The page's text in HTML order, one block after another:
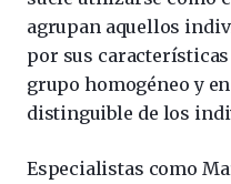
agrupan aquellos
por sus
grupo homogéneo y
distinguible de los
Especialistas como